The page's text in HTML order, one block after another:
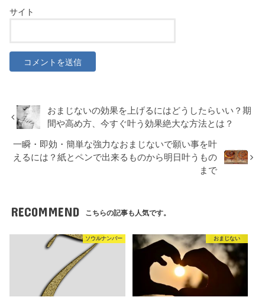
サイト
おまじないの効果を上げるにはどうしたらいい？期
間や高め方、今すぐ叶う効果絶大な方法とは？
一瞬・即効・簡単な強力なおまじないで願い事を叶
えるには？紙とペンで出来るものから明日叶うもの
まで
RECOMMEND こちらの記事も人気です。
ソウルナンバー おまじない